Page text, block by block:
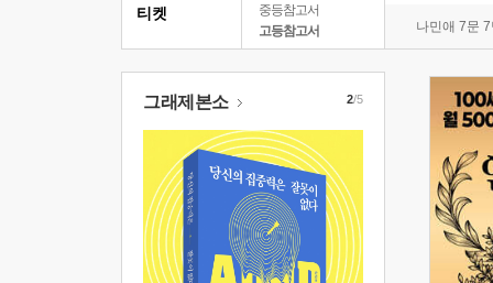
중등참고서
고등참고서
나민애 7문
티켓
그래제본소 2/5